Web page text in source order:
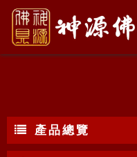
太子童仔衣
產品總覽